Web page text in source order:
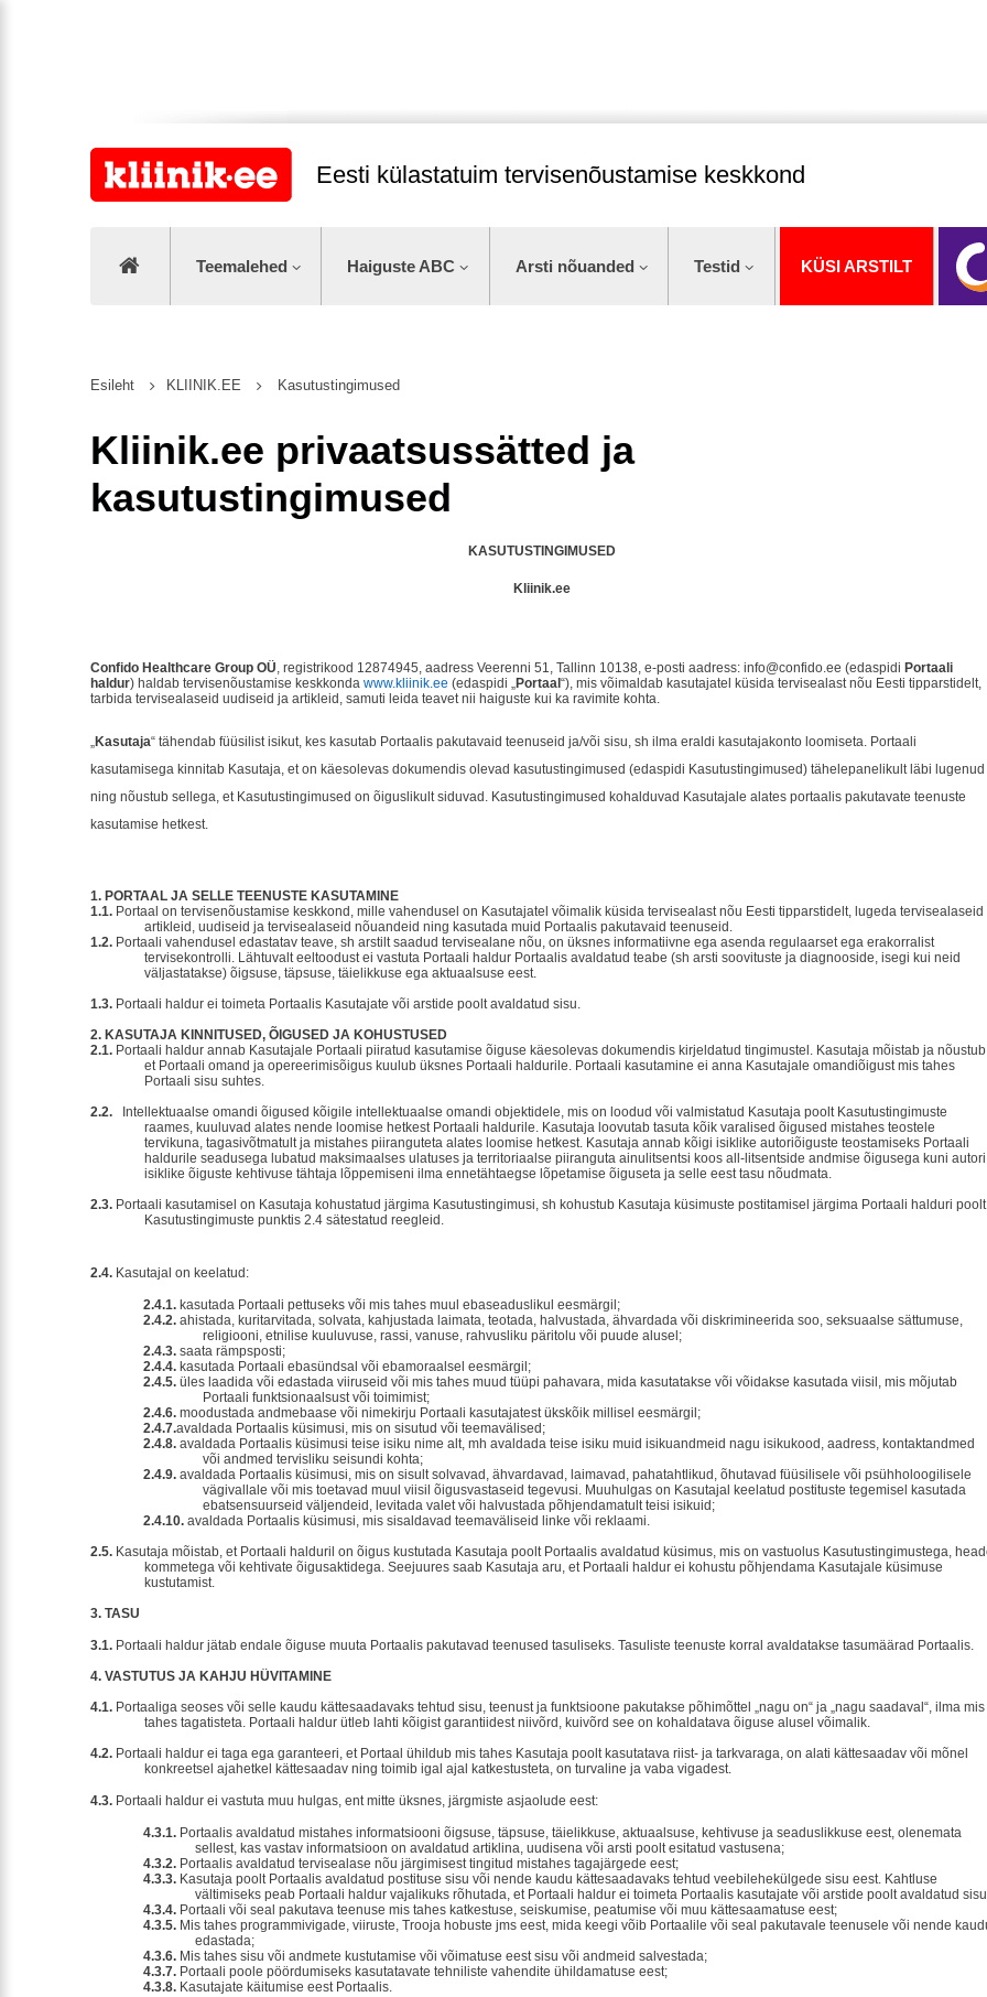
Eesti külastatuim tervisenõustamise keskkond
Teemalehed Haiguste ABC Arsti nõuanded Testid KÜSI ARSTILT
Esileht KLIINIK.EE Kasutustingimused
Kliinik.ee privaatsussätted ja
kasutustingimused
KASUTUSTINGIMUSED
Kliinik.ee
Confido Healthcare Group OÜ, registrikood 12874945, aadress Veerenni 51, Tallinn 10138, e-posti aadress: info@confido.ee (edaspidi Portaali
haldur) haldab tervisenõustamise keskkonda www.kliinik.ee (edaspidi „Portaal “), mis võimaldab kasutajatel küsida tervisealast nõu Eesti tipparstidelt,
tarbida tervisealaseid uudiseid ja artikleid, samuti leida teavet nii haiguste kui ka ravimite kohta.
„Kasutaja“ tähendab füüsilist isikut, kes kasutab Portaalis pakutavaid teenuseid ja/või sisu, sh ilma eraldi kasutajakonto loomiseta. Portaali
kasutamisega kinnitab Kasutaja, et on käesolevas dokumendis olevad kasutustingimused (edaspidi Kasutustingimused) tähelepanelikult läbi lugenud
ning nõustub sellega, et Kasutustingimused on õiguslikult siduvad. Kasutustingimused kohalduvad Kasutajale alates portaalis pakutavate teenuste
kasutamise hetkest.
1. PORTAAL JA SELLE TEENUSTE KASUTAMINE
1.1. Portaal on tervisenõustamise keskkond, mille vahendusel on Kasutajatel võimalik küsida tervisealast nõu Eesti tipparstidelt, lugeda tervisealaseid
artikleid, uudiseid ja tervisealaseid nõuandeid ning kasutada muid Portaalis pakutavaid teenuseid.
1.2. Portaali vahendusel edastatav teave, sh arstilt saadud tervisealane nõu, on üksnes informatiivne ega asenda regulaarset ega erakorralist
tervisekontrolli. Lähtuvalt eeltoodust ei vastuta Portaali haldur Portaalis avaldatud teabe (sh arsti soovituste ja diagnooside, isegi kui neid
väljastatakse) õigsuse, täpsuse, täielikkuse ega aktuaalsuse eest.
1.3. Portaali haldur ei toimeta Portaalis Kasutajate või arstide poolt avaldatud sisu.
2. KASUTAJA KINNITUSED, ÕIGUSED JA KOHUSTUSED
2.1. Portaali haldur annab Kasutajale Portaali piiratud kasutamise õiguse käesolevas dokumendis kirjeldatud tingimustel. Kasutaja mõistab ja
et Portaali omand ja opereerimisõigus kuulub üksnes Portaali haldurile. Portaali kasutamine ei anna Kasutajale omandiõigust mis tahes
Portaali sisu suhtes.
2.2.
Intellektuaalse omandi õigused kõigile intellektuaalse omandi objektidele, mis on loodud või valmistatud Kasutaja poolt Kasutustingimuste
raames, kuuluvad alates nende loomise hetkest Portaali haldurile. Kasutaja loovutab tasuta kõik varalised õigused mistahes teostele
tervikuna, tagasivõtmatult ja mistahes piiranguteta alates loomise hetkest. Kasutaja annab kõigi isiklike autoriõiguste teostamiseks Portaali
haldurile seadusega lubatud maksimaalses ulatuses ja territoriaalse piiranguta ainulitsentsi koos all-litsentside andmise õigusega kuni autori
isiklike õiguste kehtivuse tähtaja lõppemiseni ilma ennetähtaegse lõpetamise õiguseta ja selle eest tasu nõudmata.
2.3. Portaali kasutamisel on Kasutaja kohustatud järgima Kasutustingimusi, sh kohustub Kasutaja küsimuste postitamisel järgima Portaali halduri poolt
Kasutustingimuste punktis 2.4 sätestatud reegleid.
2.4. Kasutajal on keelatud:
2.4.1. kasutada Portaali pettuseks või mis tahes muul ebaseaduslikul eesmärgil;
2.4.2. ahistada, kuritarvitada, solvata, kahjustada laimata, teotada, halvustada, ähvardada või diskrimineerida soo, seksuaalse sättumuse,
religiooni, etnilise kuuluvuse, rassi, vanuse, rahvusliku päritolu või puude alusel;
2.4.3. saata rämpsposti;
2.4.4. kasutada Portaali ebasündsal või ebamoraalsel eesmärgil;
2.4.5. üles laadida või edastada viiruseid või mis tahes muud tüüpi pahavara, mida kasutatakse või võidakse kasutada viisil, mis mõjutab
Portaali funktsionaalsust või toimimist;
2.4.6. moodustada andmebaase või nimekirju Portaali kasutajatest ükskõik millisel eesmärgil;
2.4.7.avaldada Portaalis küsimusi, mis on sisutud või teemavälised;
2.4.8. avaldada Portaalis küsimusi teise isiku nime alt, mh avaldada teise isiku muid isikuandmeid nagu isikukood, aadress, kontaktandmed
või andmed tervisliku seisundi kohta;
2.4.9. avaldada Portaalis küsimusi, mis on sisult solvavad, ähvardavad, laimavad, pahatahtlikud, õhutavad füüsilisele või psühholoogilisele
vägivallale või mis toetavad muul viisil õigusvastaseid tegevusi. Muuhulgas on Kasutajal keelatud postituste tegemisel kasutada
ebatsensuurseid väljendeid, levitada valet või halvustada põhjendamatult teisi isikuid;
2.4.10. avaldada Portaalis küsimusi, mis sisaldavad teemaväliseid linke või reklaami.
2.5. Kasutaja mõistab, et Portaali halduril on õigus kustutada Kasutaja poolt Portaalis avaldatud küsimus, mis on vastuolus Kasutustingimustega,
kommetega või kehtivate õigusaktidega. Seejuures saab Kasutaja aru, et Portaali haldur ei kohustu põhjendama Kasutajale küsimuse
kustutamist.
3. TASU
3.1. Portaali haldur jätab endale õiguse muuta Portaalis pakutavad teenused tasuliseks. Tasuliste teenuste korral avaldatakse tasumäärad Portaalis.
4. VASTUTUS JA KAHJU HÜVITAMINE
4.1. Portaaliga seoses või selle kaudu kättesaadavaks tehtud sisu, teenust ja funktsioone pakutakse põhimõttel „nagu on“ ja „nagu saadaval“, ilma mis
tahes tagatisteta. Portaali haldur ütleb lahti kõigist garantiidest niivõrd, kuivõrd see on kohaldatava õiguse alusel võimalik.
4.2. Portaali haldur ei taga ega garanteeri, et Portaal ühildub mis tahes Kasutaja poolt kasutatava riist- ja tarkvaraga, on alati kättesaadav või mõnel
konkreetsel ajahetkel kättesaadav ning toimib igal ajal katkestusteta, on turvaline ja vaba vigadest.
4.3. Portaali haldur ei vastuta muu hulgas, ent mitte üksnes, järgmiste asjaolude eest:
4.3.1. Portaalis avaldatud mistahes informatsiooni õigsuse, täpsuse, täielikkuse, aktuaalsuse, kehtivuse ja seaduslikkuse eest, olenemata
sellest, kas vastav informatsioon on avaldatud artiklina, uudisena või arsti poolt esitatud vastusena;
4.3.2. Portaalis avaldatud tervisealase nõu järgimisest tingitud mistahes tagajärgede eest;
4.3.3. Kasutaja poolt Portaalis avaldatud postituse sisu või nende kaudu kättesaadavaks tehtud veebilehekülgede sisu eest. Kahtluse
vältimiseks peab Portaali haldur vajalikuks rõhutada, et Portaali haldur ei toimeta Portaalis kasutajate või arstide poolt avaldatud
4.3.4. Portaali või seal pakutava teenuse mis tahes katkestuse, seiskumise, peatumise või muu kättesaamatuse eest;
4.3.5. Mis tahes programmivigade, viiruste, Trooja hobuste jms eest, mida keegi võib Portaalile või seal pakutavale teenusele või nende
edastada;
4.3.6. Mis tahes sisu või andmete kustutamise või võimatuse eest sisu või andmeid salvestada;
4.3.7. Portaali poole pöördumiseks kasutatavate tehniliste vahendite ühildamatuse eest;
4.3.8. Kasutajate käitumise eest Portaalis.